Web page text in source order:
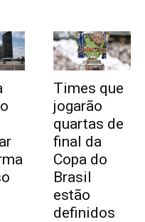
Times que
jogarão
quartas de
final da
Copa do
Brasil
estão
definidos